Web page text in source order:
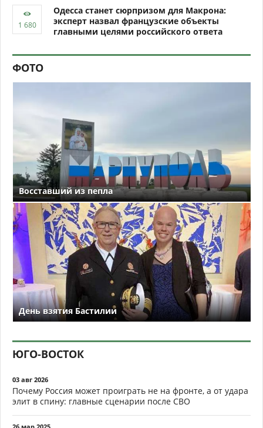
Одесса станет сюрпризом для Макрона:
эксперт назвал французские объекты
главными целями российского ответа
ФОТО
Восставший из пепла
День взятия Бастилии
ЮГО-ВОСТОК
03 авг 2026
Почему Россия может проиграть не на фронте, а от удара
элит в спину: главные сценарии после СВО